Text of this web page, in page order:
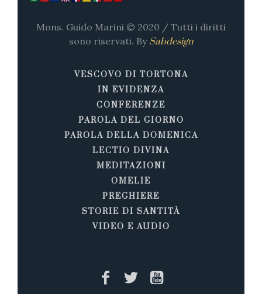
Mons. Guido Marini © 2020 / Tutti i diritti
sono riservati. By Sabdesign
VESCOVO DI TORTONA
IN EVIDENZA
CONFERENZE
PAROLA DEL GIORNO
PAROLA DELLA DOMENICA
LECTIO DIVINA
MEDITAZIONI
OMELIE
PREGHIERE
STORIE DI SANTITÀ
VIDEO E AUDIO